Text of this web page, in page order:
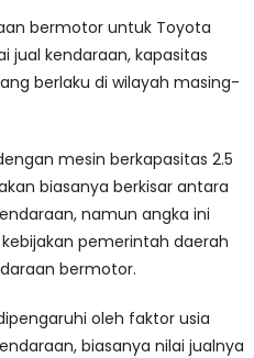
bermotor untuk Toyota
jual kendaraan, kapasitas
berlaku di wilayah masing-
mesin berkapasitas 2.5
biasanya berkisar antara
namun angka ini
pemerintah daerah
bermotor.
oleh faktor usia
biasanya nilai jualnya